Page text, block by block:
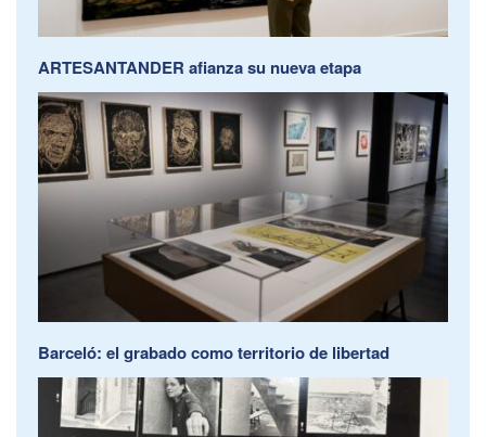
ARTESANTANDER afianza su nueva etapa
Barceló: el grabado como territorio de libertad